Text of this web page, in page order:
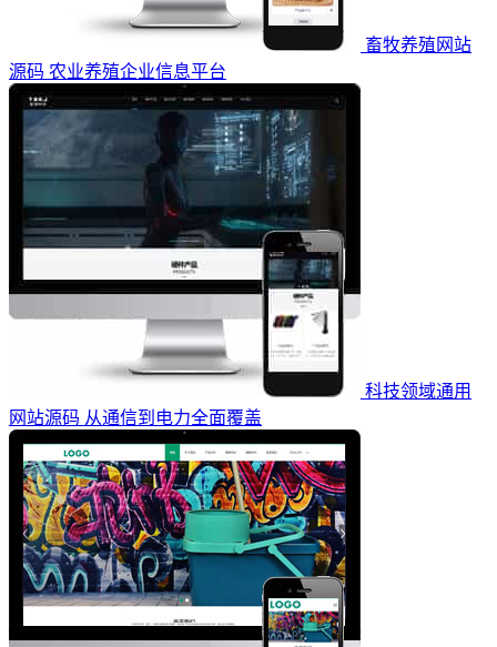
畜牧养殖网站
源码 农业养殖企业信息平台
科技领域通用
网站源码 从通信到电力全面覆盖